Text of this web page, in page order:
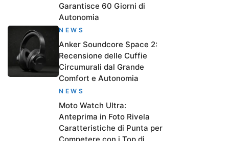
Garantisce 60 Giorni di
Autonomia
NEWS
Anker Soundcore Space 2:
Recensione delle Cuffie
Circumurali dal Grande
Comfort e Autonomia
NEWS
Moto Watch Ultra:
Anteprima in Foto Rivela
Caratteristiche di Punta per